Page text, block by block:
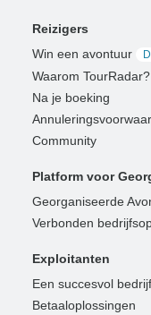
Reizigers
Win een avontuur
Waarom TourRadar?
Na je boeking
Community
Platform voor
Georganiseerde
Verbonden
Exploitanten
Een succesvol
Betaaloplossingen